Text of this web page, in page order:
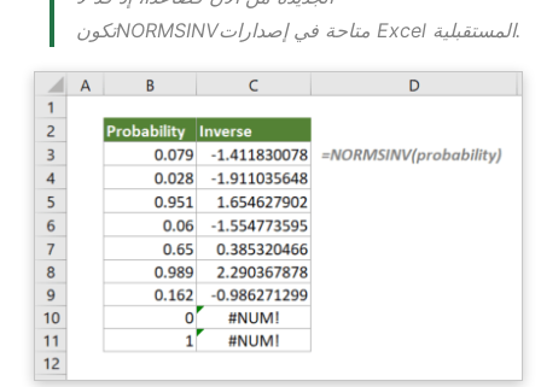
تكونNORMSINV متاحة في إصدارات Excel المستقبلية.